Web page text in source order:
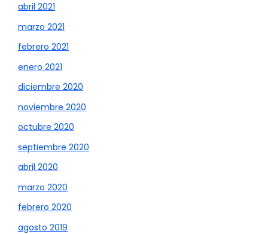
abril 2021
marzo 2021
febrero 2021
enero 2021
diciembre 2020
noviembre 2020
octubre 2020
septiembre 2020
abril 2020
marzo 2020
febrero 2020
agosto 2019